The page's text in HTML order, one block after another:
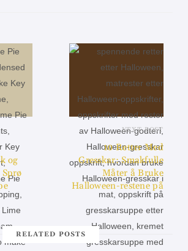
og
NEXT POST
10 Retter Med
Gresskar: Smakfulle
Måter å Bruke
Halloween-restene på
RELATED POSTS